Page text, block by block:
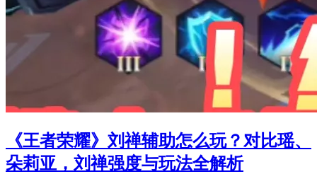
《王者荣耀》刘禅辅助怎么玩？对比瑶、
朵莉亚，刘禅强度与玩法全解析